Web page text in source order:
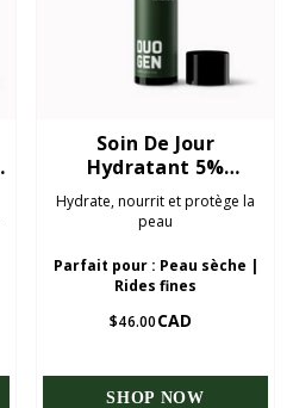
Soin De Jour
Hydratant 5%
Niacinamide 50ml
Hydrate, nourrit et protège la
peau
Parfait pour : Peau sèche |
Rides fines
$46.00CAD
SHOP NOW